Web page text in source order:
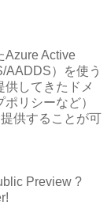
Azure Active
AADDS）を使う
供してきたドメ
リシーなど）
供することが可
Preview ?